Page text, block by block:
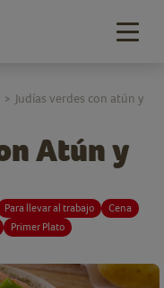
Atún y
Para llevar al trabajo
Cena
Primer Plato
> Judías verdes con atún y